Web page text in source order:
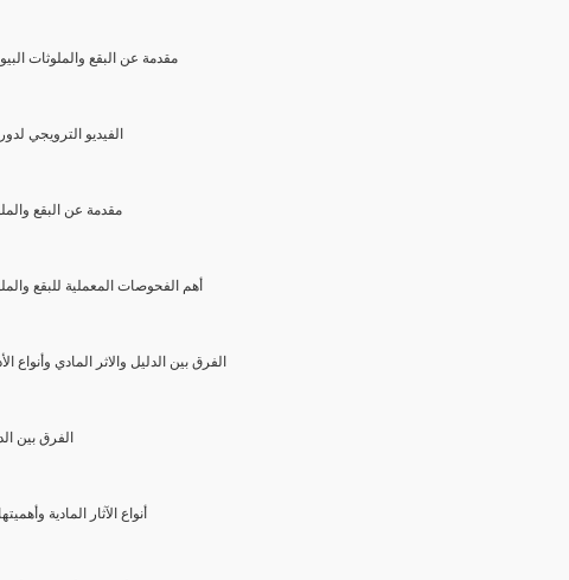
1- مقدمة عن البقع والملوثات
(1) الفيديو الترويجي
(2) مقدمة عن البقع
(3) أهم الفحوصات المعملية للبقع
2- الفرق بين الدليل والاثر المادي وأنواع
(4) الفرق بين
(5) أنواع الآثار المادية